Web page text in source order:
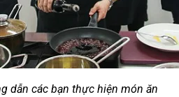
Việt Nam
Á Âu
dẫn các bạn thực hiện món ăn